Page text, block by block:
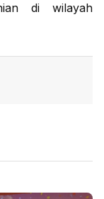
di wilayah